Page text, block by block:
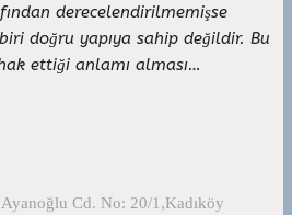
derecelendirilmemişse
doğru yapıya sahip değildir. Bu
ettiği anlamı alması…
Cd. No: 20/1,Kadıköy